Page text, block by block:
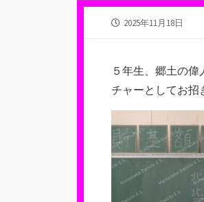
公
2025年11月18日
５年生、郷土の
チャーとしてお招